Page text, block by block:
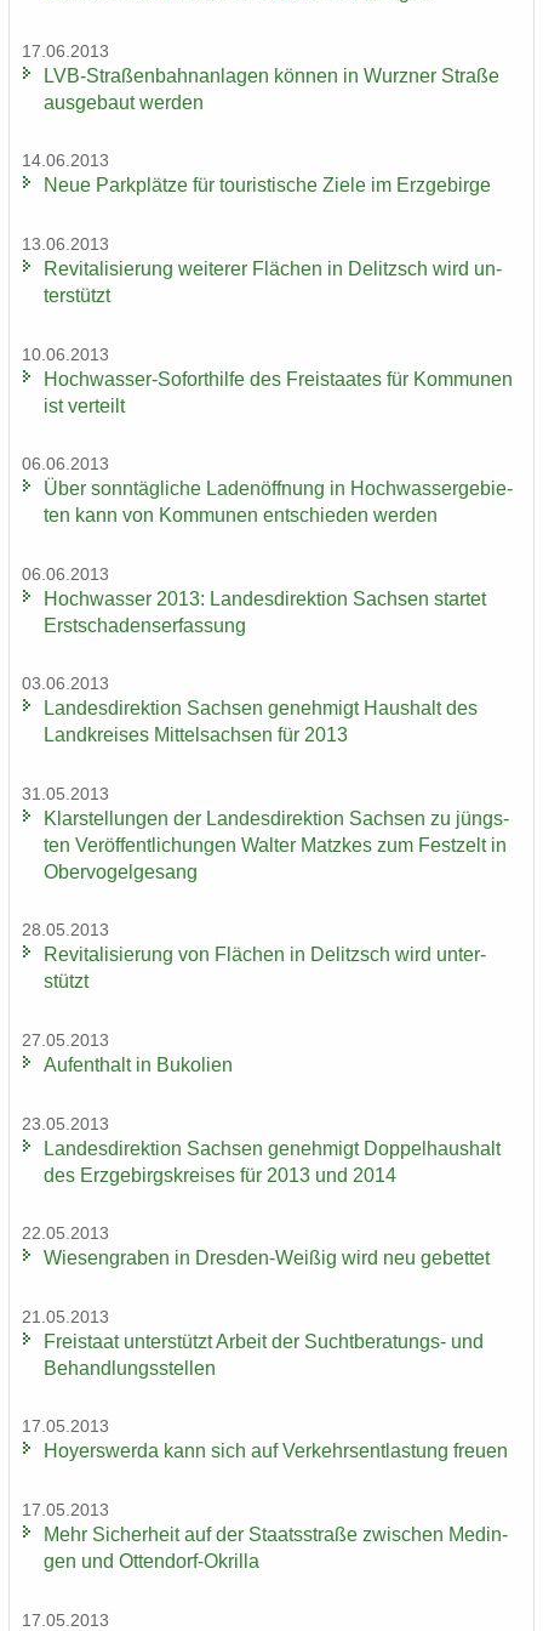
17.06.2013
LVB-​Straßenbahnanlagen kön­nen in Wurz­ner Stra­ße
aus­ge­baut wer­den
14.06.2013
Neue Park­plät­ze für tou­ris­ti­sche Ziele im Erz­ge­bir­ge
13.06.2013
Re­vi­ta­li­sie­rung wei­te­rer Flä­chen in De­litzsch wird un­
ter­stützt
10.06.2013
Hochwasser-​Soforthilfe des Frei­staa­tes für Kom­mu­nen
ist ver­teilt
06.06.2013
Über sonn­täg­li­che La­den­öff­nung in Hoch­was­ser­ge­bie­
ten kann von Kom­mu­nen ent­schie­den wer­den
06.06.2013
Hoch­was­ser 2013: Lan­des­di­rek­ti­on Sach­sen star­tet
Erst­scha­dens­er­fas­sung
03.06.2013
Lan­des­di­rek­ti­on Sach­sen ge­neh­migt Haus­halt des
Land­krei­ses Mit­tel­sach­sen für 2013
31.05.2013
Klar­stel­lun­gen der Lan­des­di­rek­ti­on Sach­sen zu jüngs­
ten Ver­öf­fent­li­chun­gen Wal­ter Matz­kes zum Fest­zelt in
Ober­vo­gel­ge­sang
28.05.2013
Re­vi­ta­li­sie­rung von Flä­chen in De­litzsch wird un­ter­
stützt
27.05.2013
Auf­ent­halt in Bu­ko­li­en
23.05.2013
Lan­des­di­rek­ti­on Sach­sen ge­neh­migt Dop­pel­haus­halt
des Erz­ge­birgs­krei­ses für 2013 und 2014
22.05.2013
Wie­sen­gra­ben in Dresden-​Weißig wird neu ge­bet­tet
21.05.2013
Frei­staat un­ter­stützt Ar­beit der Suchtberatungs-​ und
Be­hand­lungs­stel­len
17.05.2013
Ho­yers­wer­da kann sich auf Ver­kehrs­ent­las­tung freu­en
17.05.2013
Mehr Si­cher­heit auf der Staats­stra­ße zwi­schen Me­din­
gen und Ottendorf-​Okrilla
17.05.2013